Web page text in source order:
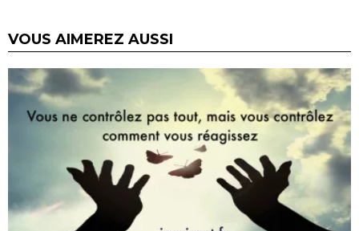
VOUS AIMEREZ AUSSI